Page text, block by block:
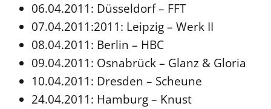
06.04.2011: Düsseldorf – FFT
07.04.2011:2011: Leipzig – Werk II
08.04.2011: Berlin – HBC
09.04.2011: Osnabrück – Glanz & Gloria
10.04.2011: Dresden – Scheune
24.04.2011: Hamburg – Knust